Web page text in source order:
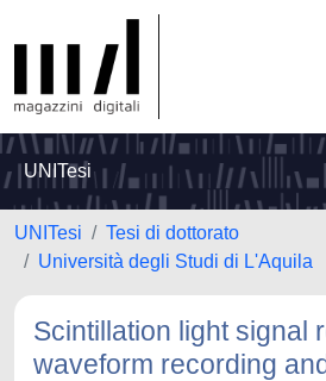
UNITesi
UNITesi
Tesi di dottorato
Università degli Studi di L'Aquila
Scintillation light signal
waveform recording